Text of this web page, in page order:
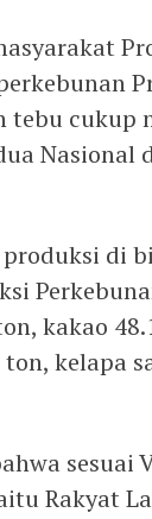
cukup
Nasional
di
kakao
kelapa
sesuai
Rakyat